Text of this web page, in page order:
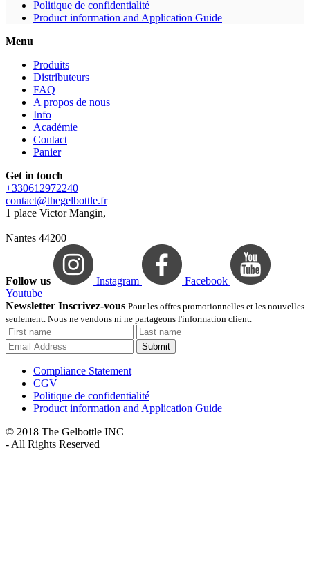
Politique de confidentialité
Product information and Application Guide
Menu
Produits
Distributeurs
FAQ
A propos de nous
Info
Académie
Contact
Panier
Get in touch
+330612972240
contact@thegelbottle.fr
1 place Victor Mangin,
Nantes 44200
Follow us Instagram
Facebook
Youtube
Newsletter Inscrivez-vous Pour les offres promotionnelles et les nouvelles
seulement. Nous ne vendons ni ne partageons l'information client.
Submit
Compliance Statement
CGV
Politique de confidentialité
Product information and Application Guide
© 2018 The Gelbottle INC
- All Rights Reserved